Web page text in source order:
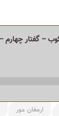
ارمغان مور